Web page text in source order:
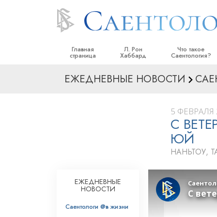
Главная
страница
Л. Рон
Хаббард
Что такое
Саентология?
Верования и
Что саентологи
Саентологии
Познакомьтесь с
Основные
Введение в
ЕЖЕДНЕВНЫЕ НОВОСТИ
5 ФЕВРАЛЯ
С
ЮЙ
НАНЬТОУ,
ЕЖЕДНЕВНЫЕ
НОВОСТИ
Саентологи @в жизни